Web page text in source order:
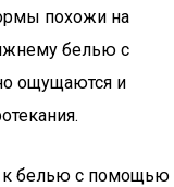
похожи на
белью с
ощущаются и
к белью с помощью